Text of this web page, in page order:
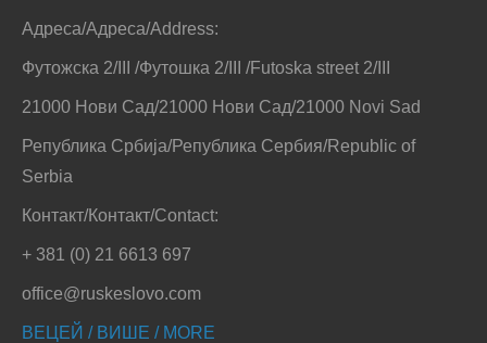
Адреса/Адреса/Address:
Футожска 2/III /Футошка 2/III /Futoska street 2/III
21000 Нови Сад/21000 Нови Сад/21000 Novi Sad
Република Србија/Република Сербия/Republic of
Serbia
Контакт/Контакт/Contact:
+ 381 (0) 21 6613 697
office@ruskeslovo.com
ВЕЦЕЙ / ВИШЕ / MORE